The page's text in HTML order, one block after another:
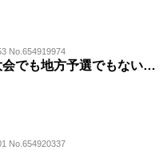
No.654919974
会でも地方予選でもない…
No.654920337